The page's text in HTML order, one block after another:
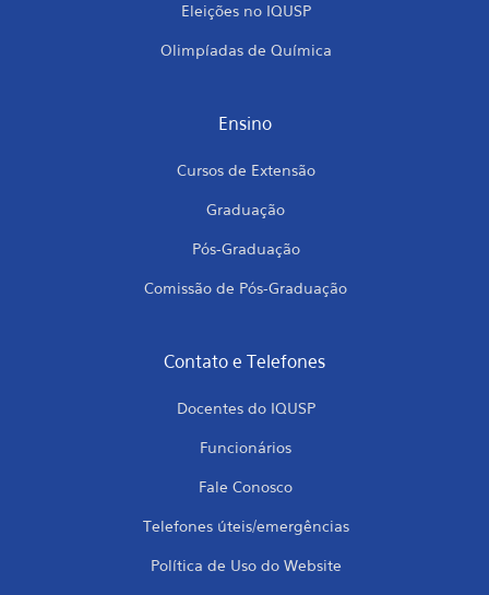
Eleições no IQUSP
Olimpíadas de Química
Ensino
Cursos de Extensão
Graduação
Pós-Graduação
Comissão de Pós-Graduação
Contato e Telefones
Docentes do IQUSP
Funcionários
Fale Conosco
Telefones úteis/emergências
Política de Uso do Website